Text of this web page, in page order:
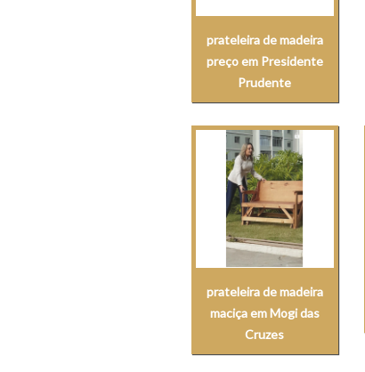
prateleira de madeira
preço em Presidente
Prudente
prateleira de madeira
maciça em Mogi das
Cruzes